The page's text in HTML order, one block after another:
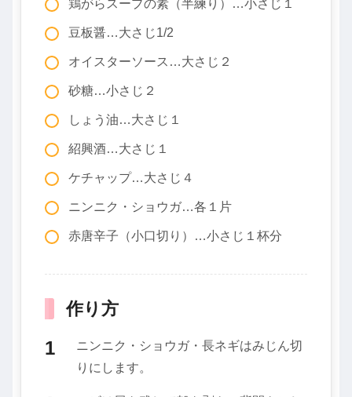
鶏がらスープの素（半練り）…小さじ１
豆板醤…大さじ1/2
オイスターソース…大さじ２
砂糖…小さじ２
しょう油…大さじ１
紹興酒…大さじ１
ケチャップ…大さじ４
ニンニク・ショウガ…各１片
赤唐辛子（小口切り）…小さじ１杯分
作り方
ニンニク・ショウガ・長ネギはみじん切
りにします。